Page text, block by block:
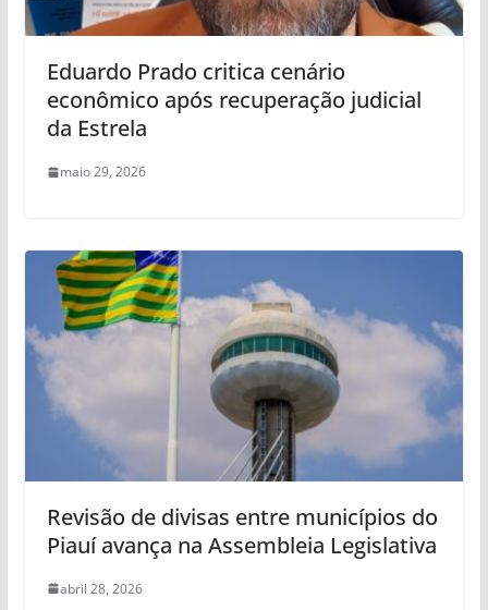
Eduardo Prado critica cenário
econômico após recuperação judicial
da Estrela
maio 29, 2026
Revisão de divisas entre municípios do
Piauí avança na Assembleia Legislativa
abril 28, 2026